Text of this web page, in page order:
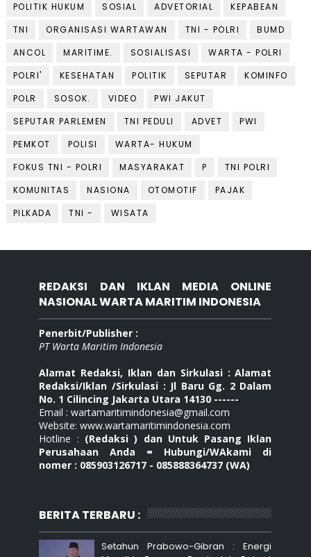
POLITIK HUKUM
SOSIAL ADVETORIAL
KEPABEAN
TNI
ORGANISASI WARTAWAN TNI - POLRI
BUMD
ANCOL
MARITIME. SOSIALISASI
WARTA - POLRI
POLRI'
KESEHATAN POLITIK SEPUTAR
KOMINFO
POLR
SOSOK. VIDEO
PWI JAKUT
SEPUTAR PARLEMEN
TNI PEDULI ADVET
PWI
PEMKOT
POLISI
WARTA- HUKUM
FOKUS TNI - POLRI
MASYARAKAT P
TNI POLRI
KOMUNITAS
NASIONA OTOMOTIF
PAJAK
PILKADA
TNI - WISATA
REDAKSI DAN IKLAN MEDIA ONLINE
NASIONAL WARTA MARITIM INDONESIA
Penerbit/Publisher :
PT Warta Maritim Indonesia
Alamat Redaksi, Iklan dan Sirkulasi : Alamat
Redaksi/Iklan /Sirkulasi : Jl Baru Gg. 2 Dalam
No. 1 Cilincing Jakarta Utara 14130 ------
Email : wartamaritimindonesia@gmail.com
Website: www.wartamaritimindonesia.com
Hotline : (Redaksi ) dan Untuk Pasang Iklan
Perusahaan Anda = Hubungi/WAkami di
nomer : 085903126717 - 085888364737 (WA)
BERITA TERBARU :
Setahun Prabowo-Gibran : Energi